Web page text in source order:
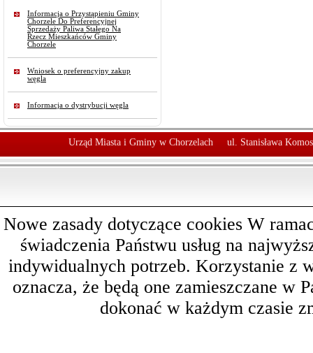
Informacja o Przystąpieniu Gminy
Chorzele Do Preferencyjnej
Sprzedaży Paliwa Stałego Na
Rzecz Mieszkańców Gminy
Chorzele
Wniosek o preferencyjny zakup
węgla
Informacja o dystrybucji węgla
Urząd Miasta i Gminy w Chorzelach ul. Stanisława
Nowe zasady dotyczące cookies W
świadczenia Państwu usług na
indywidualnych potrzeb. Korzystanie z
oznacza, że będą one zamieszczane w
dokonać w każdym czasie